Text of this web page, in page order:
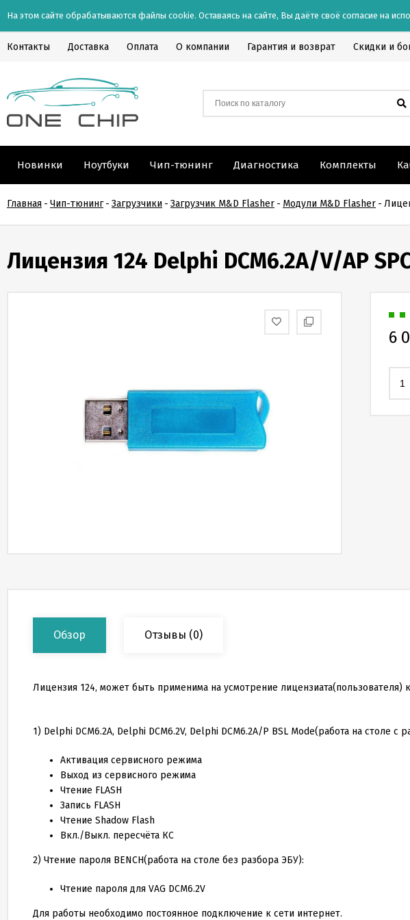
На этом сайте обрабатываются файлы cookie. Оставаясь на сайте, Вы даёте своё согласие на
Контакты Доставка Оплата О компании Гарантия и возврат Скидки и
Новинки Ноутбуки Чип-тюнинг Диагностика Комплекты
Главная - Чип-тюнинг - Загрузчики - Загрузчик M&D Flasher - Модули M&D Flasher -
Лицензия 124 Delphi DCM6.2A/V/AP
6
Обзор Отзывы (0)
Лицензия 124, может быть применима на усмотрение лицензиата(пользователя)
1) Delphi DCM6.2A, Delphi DCM6.2V, Delphi DCM6.2A/P BSL Mode(работа на столе
Активация сервисного режима
Выход из сервисного режима
Чтение FLASH
Запись FLASH
Чтение Shadow Flash
Вкл./Выкл. пересчёта КС
2) Чтение пароля BENCH(работа на столе без разбора ЭБУ):
Чтение пароля для VAG DCM6.2V
Для работы необходимо постоянное подключение к сети интернет.